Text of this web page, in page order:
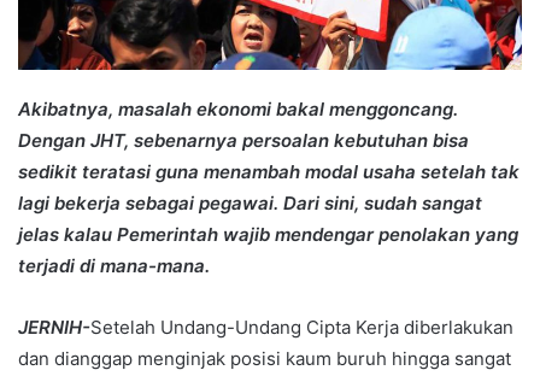
Akibatnya, masalah ekonomi bakal menggoncang.
Dengan JHT, sebenarnya persoalan kebutuhan bisa
sedikit teratasi guna menambah modal usaha setelah tak
lagi bekerja sebagai pegawai. Dari sini, sudah sangat
jelas kalau Pemerintah wajib mendengar penolakan yang
terjadi di mana-mana.
JERNIH-Setelah Undang-Undang Cipta Kerja diberlakukan
dan dianggap menginjak posisi kaum buruh hingga sangat